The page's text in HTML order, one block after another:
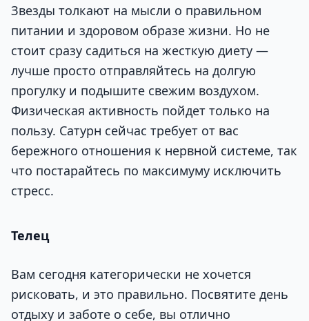
Звезды толкают на мысли о правильном
питании и здоровом образе жизни. Но не
стоит сразу садиться на жесткую диету —
лучше просто отправляйтесь на долгую
прогулку и подышите свежим воздухом.
Физическая активность пойдет только на
пользу. Сатурн сейчас требует от вас
бережного отношения к нервной системе, так
что постарайтесь по максимуму исключить
стресс.
Телец
Вам сегодня категорически не хочется
рисковать, и это правильно. Посвятите день
отдыху и заботе о себе, вы отлично